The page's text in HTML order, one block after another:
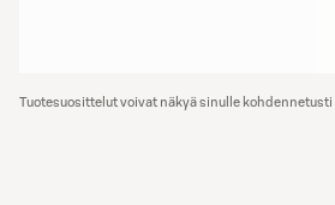
Tuotesuosittelut voivat näkyä sinulle kohdennetusti